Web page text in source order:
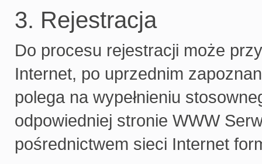
3. Rejestracja
Do procesu rejestracji może
Internet, po uprzednim
polega na wypełnieniu
odpowiedniej stronie WWW
pośrednictwem sieci Internet